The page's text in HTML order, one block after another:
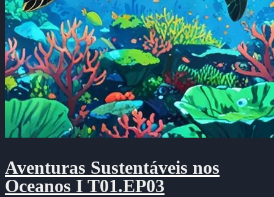
Aventuras Sustentáveis nos
Oceanos I T01.EP03